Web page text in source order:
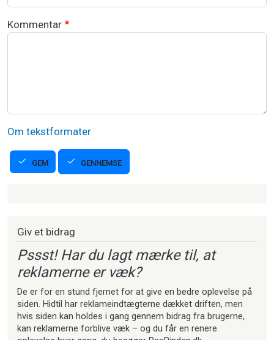
Kommentar
Om tekstformater
GEM GENNEMSE
Giv et bidrag
Pssst! Har du lagt mærke til, at
reklamerne er væk?
De er for en stund fjernet for at give en bedre oplevelse på
siden. Hidtil har reklameindtægterne dækket driften, men
hvis siden kan holdes i gang gennem bidrag fra brugerne,
kan reklamerne forblive væk – og du får en renere